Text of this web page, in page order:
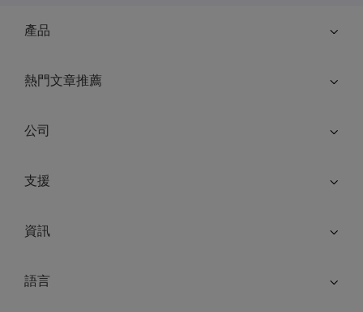
產品
熱門文章推薦
公司
支援
資訊
語言